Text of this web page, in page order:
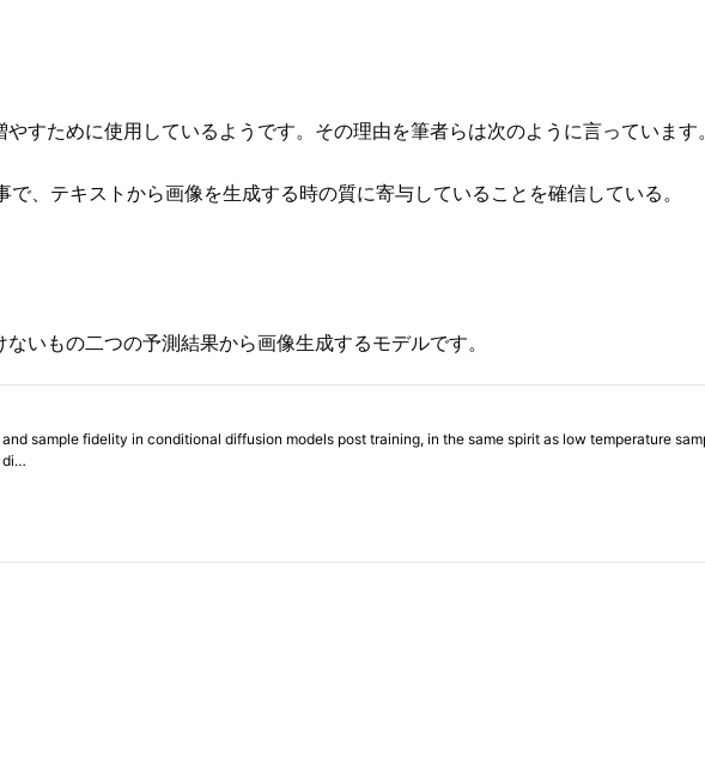
すために使用しているようです。その理由を筆者らは次のように言っています。
、テキストから画像を生成する時の質に寄与していることを確信している。
いもの二つの予測結果から画像生成するモデルです。